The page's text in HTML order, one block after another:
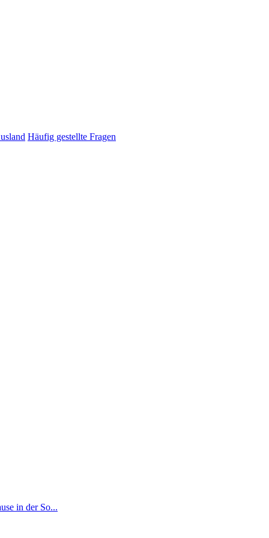
Häufig gestellte Fragen
in der So...